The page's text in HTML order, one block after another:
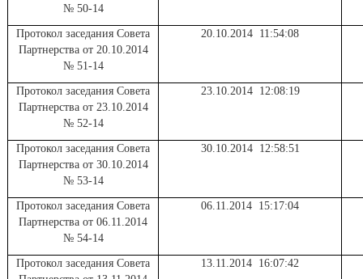
№ 50-14
Протокол заседания Совета
Партнерства от 20.10.2014
№ 51-14
20.10.2014 11:54:08
Протокол заседания Совета
Партнерства от 23.10.2014
№ 52-14
23.10.2014 12:08:19
Протокол заседания Совета
Партнерства от 30.10.2014
№ 53-14
30.10.2014 12:58:51
Протокол заседания Совета
Партнерства от 06.11.2014
№ 54-14
06.11.2014 15:17:04
Протокол заседания Совета
13.11.2014 16:07:42